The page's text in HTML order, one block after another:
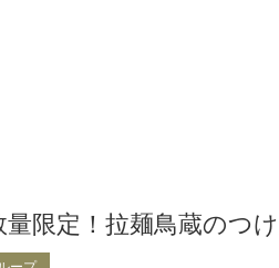
量限定！拉麺鳥蔵のつけ